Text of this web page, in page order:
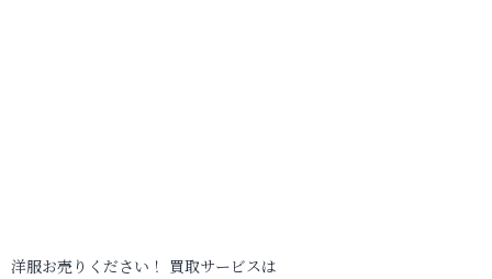
洋服お売りください！ 買取サービスは